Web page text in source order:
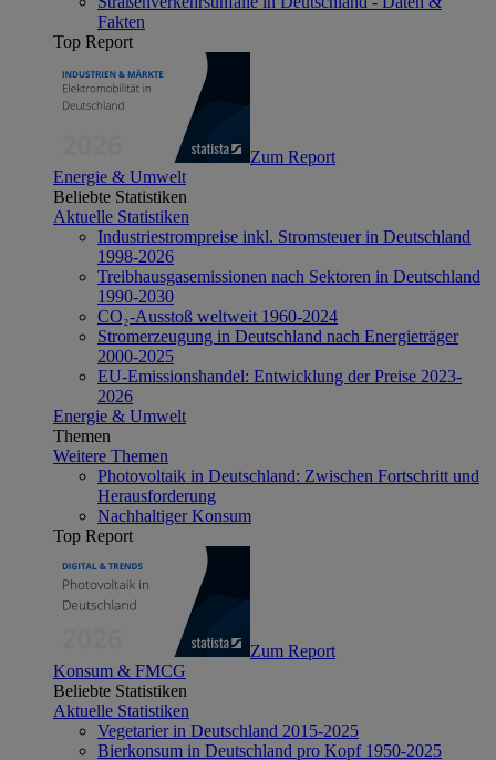
Fakten
Top Report
Zum Report
Energie & Umwelt
Beliebte Statistiken
Aktuelle Statistiken
Industriestrompreise inkl. Stromsteuer in Deutschland
1998-2026
Treibhausgasemissionen nach Sektoren in Deutschland
1990-2030
CO₂-Ausstoß weltweit 1960-2024
Stromerzeugung in Deutschland nach Energieträger
2000-2025
EU-Emissionshandel: Entwicklung der Preise 2023-
2026
Energie & Umwelt
Themen
Weitere Themen
Photovoltaik in Deutschland: Zwischen Fortschritt und
Herausforderung
Nachhaltiger Konsum
Top Report
Zum Report
Konsum & FMCG
Beliebte Statistiken
Aktuelle Statistiken
Vegetarier in Deutschland 2015-2025
Bierkonsum in Deutschland pro Kopf 1950-2025